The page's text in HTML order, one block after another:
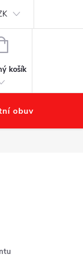
NÁKUPNÍ
košík
obuv